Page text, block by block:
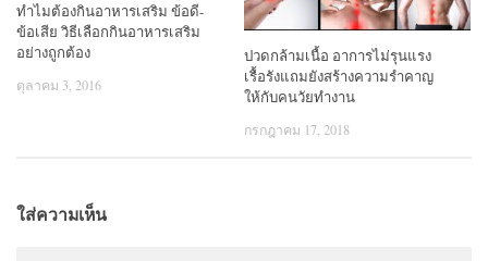
ทําไมต้องกินอาหารเสริม ข้อดี-
ข้อเสีย วิธีเลือกกินอาหารเสริม
อย่างถูกต้อง
ตุลาคม 3, 2016
ปวดกล้ามเนื้อ อาการไม่รุนแรง
เรื้อรังแถมยังสร้างความรำคาญ
ให้กับคนวัยทำงาน
กรกฎาคม 17, 2018
ใส่ความเห็น